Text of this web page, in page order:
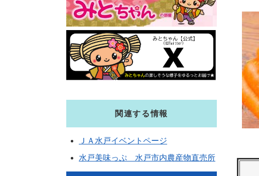
関連する情報
ＪＡ水戸イベントページ
水戸美味っぷ 水戸市内農産物直売所